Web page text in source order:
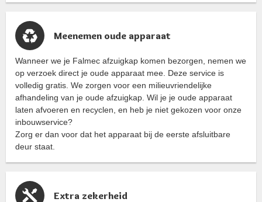
Meenemen oude apparaat
Wanneer we je Falmec afzuigkap komen bezorgen, nemen we
op verzoek direct je oude apparaat mee. Deze service is
volledig gratis. We zorgen voor een milieuvriendelijke
afhandeling van je oude afzuigkap. Wil je je oude apparaat
laten afvoeren en recyclen, en heb je niet gekozen voor onze
inbouwservice?
Zorg er dan voor dat het apparaat bij de eerste afsluitbare
deur staat.
Extra zekerheid